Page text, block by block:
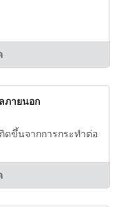
ภายนอก
ดขึ้นจากการกระทำต่อ